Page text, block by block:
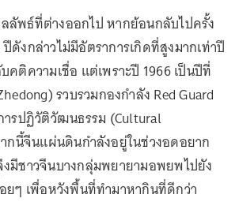
ลัพธ์ที่ต่างออกไป หากย้อนกลับไปครั้ง
ดังกล่าวไม่มีอัตราการเกิดที่สูงมากเท่าปี
คติความเชื่อ แต่เพราะปี 1966 เป็นปีที่
รวบรวมกองกำลัง Red Guard
ารปฏิวัติวัฒนธรรม (Cultural
กนี้จีนแผ่นดินกำลังอยู่ในช่วงอดอยาก
มีชาวจีนบางกลุ่มพยายามอพยพไปยัง
ยๆ เพื่อหวังพื้นที่ทำมาหากินที่ดีกว่า